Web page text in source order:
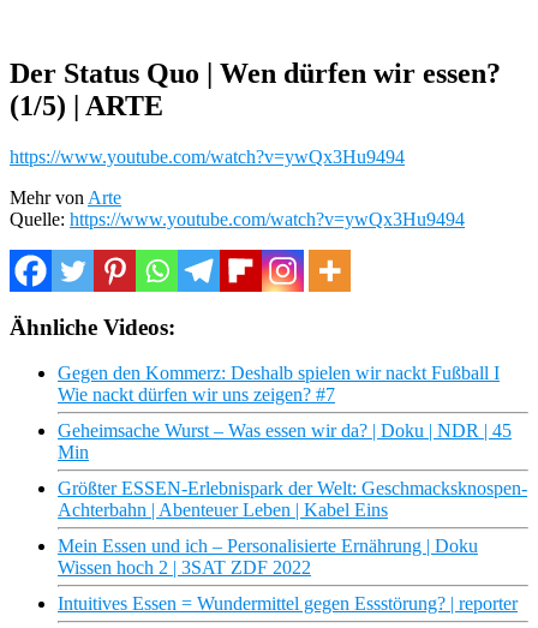
Der Status Quo | Wen dürfen wir essen?
(1/5) | ARTE
https://www.youtube.com/watch?v=ywQx3Hu9494
Mehr von Arte
Quelle: https://www.youtube.com/watch?v=ywQx3Hu9494
Ähnliche Videos:
Gegen den Kommerz: Deshalb spielen wir nackt Fußball I
Wie nackt dürfen wir uns zeigen? #7
Geheimsache Wurst – Was essen wir da? | Doku | NDR | 45
Min
Größter ESSEN-Erlebnispark der Welt: Geschmacksknospen-
Achterbahn | Abenteuer Leben | Kabel Eins
Mein Essen und ich – Personalisierte Ernährung | Doku
Wissen hoch 2 | 3SAT ZDF 2022
Intuitives Essen = Wundermittel gegen Essstörung? | reporter